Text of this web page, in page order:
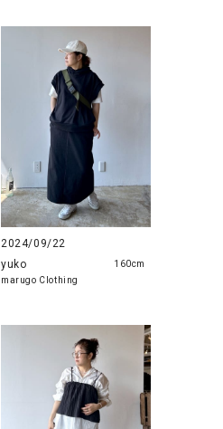
2024/09/22
yuko
marugo Clothing
160cm